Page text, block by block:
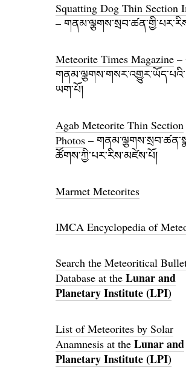
Squatting Dog Thin Section
–
Meteorite Times Magazine –
ཡག་པོ།
Agab Meteorite Thin Section
Photos –
ཚོགས་ཀྱི་པར་རིས་མཛེས་པོ།
Marmet Meteorites
IMCA Encyclopedia of
Search the Meteoritical
Database at the Lunar and
Planetary Institute (LPI)
List of Meteorites by Solar
Anamnesis at the Lunar and
Planetary Institute (LPI)